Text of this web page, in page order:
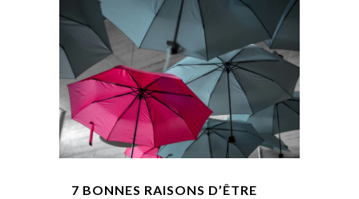
7 BONNES RAISONS D’ÊTRE